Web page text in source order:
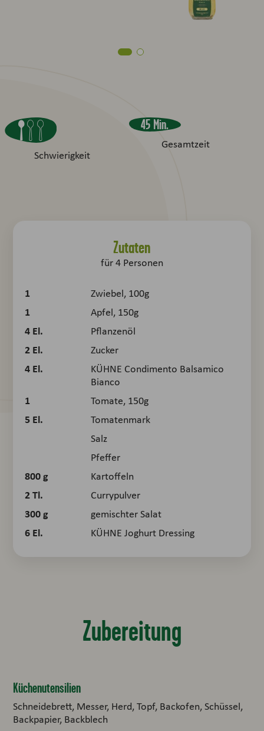
Schwierigkeit
45 Min.
Gesamtzeit
Zutaten
für4Personen
1 Zwiebel, 100g
1 Apfel, 150g
4 El. Pflanzenöl
2 El. Zucker
4 El.
KÜHNE Condimento Balsamico
Bianco
1 Tomate, 150g
5 El.
Tomatenmark
Salz
Pfeffer
800g Kartoffeln
2Tl. Currypulver
300g gemischter Salat
6 El. KÜHNE Joghurt Dressing
Zubereitung
Küchenutensilien
Schneidebrett, Messer, Herd, Topf, Backofen, Schüssel,
Backpapier, Backblech